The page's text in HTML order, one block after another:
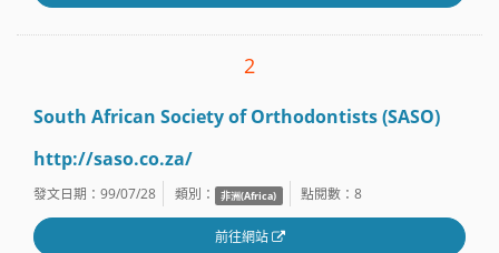
2
South African Society of Orthodontists (SASO)
http://saso.co.za/
發文日期：99/07/28 類別： 非洲(Africa) 點閱數：8
前往網站